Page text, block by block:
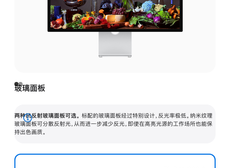
玻璃面板
两种抗反射玻璃面板可选。 标配的玻璃面板经过特别设计，反光率极低。纳米纹理
玻璃面板可分散反射光，从而进一步减少反光，即使在高亮光源的工作场所也能保
持出色画质。
展
开